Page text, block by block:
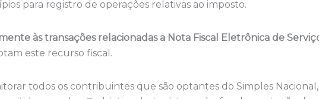
para registro de operações relativas ao imposto.
às transações relacionadas a Nota Fiscal Eletrônica de
este recurso fiscal.
todos os contribuintes que são optantes do Simples